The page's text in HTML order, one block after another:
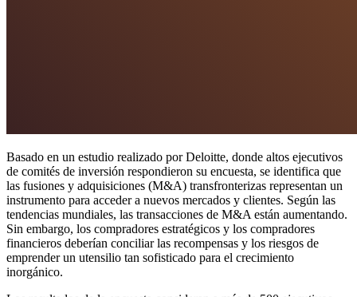
Basado en un estudio realizado por Deloitte, donde altos ejecutivos
de comités de inversión respondieron su encuesta, se identifica que
las fusiones y adquisiciones (M&A) transfronterizas representan un
instrumento para acceder a nuevos mercados y clientes. Según las
tendencias mundiales, las transacciones de M&A están aumentando.
Sin embargo, los compradores estratégicos y los compradores
financieros deberían conciliar las recompensas y los riesgos de
emprender un utensilio tan sofisticado para el crecimiento
inorgánico.